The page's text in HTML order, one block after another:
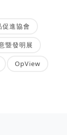
促進協會
暨發明展
OpView